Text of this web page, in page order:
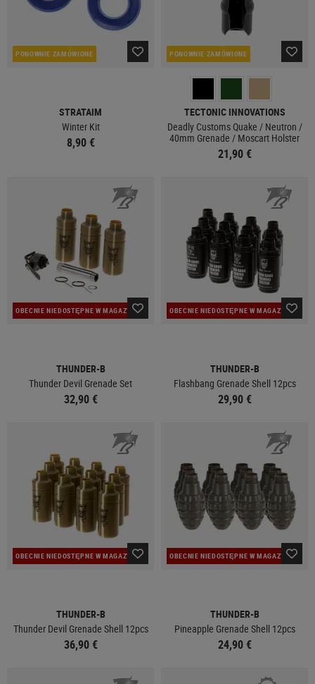
PONOWNIE ZAMÓWIONE
STRATAIM
Winter Kit
8,90 €
PONOWNIE ZAMÓWIONE
TECTONIC INNOVATIONS
Deadly Customs Quake / Neutron /
40mm Grenade / Moscart Holster
21,90 €
OBECNIE NIEDOSTĘPNE W MAGAZYNIE
THUNDER-B
Thunder Devil Grenade Set
32,90 €
OBECNIE NIEDOSTĘPNE W MAGAZYNIE
THUNDER-B
Flashbang Grenade Shell 12pcs
29,90 €
OBECNIE NIEDOSTĘPNE W MAGAZYNIE
THUNDER-B
Thunder Devil Grenade Shell 12pcs
36,90 €
OBECNIE NIEDOSTĘPNE W MAGAZYNIE
THUNDER-B
Pineapple Grenade Shell 12pcs
24,90 €